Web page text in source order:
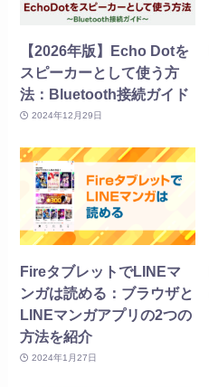
【2026年版】Echo Dotを
スピーカーとして使う方
法：Bluetooth接続ガイド
2024年12月29日
FireタブレットでLINEマ
ンガは読める：ブラウザと
LINEマンガアプリの2つの
方法を紹介
2024年1月27日